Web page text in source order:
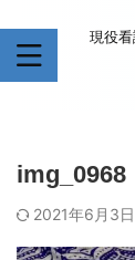
現役
img_0968
2021年6月3日